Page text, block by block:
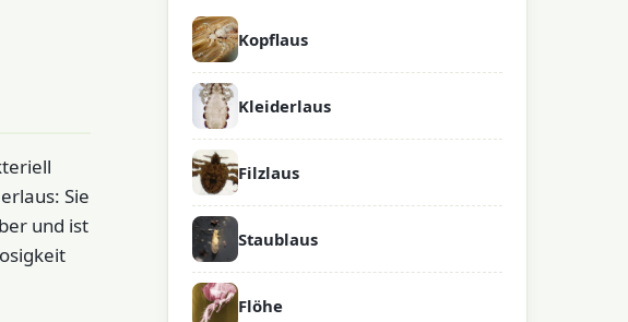
Sie
und ist
Kopflaus
Kleiderlaus
Filzlaus
Staublaus
Flöhe